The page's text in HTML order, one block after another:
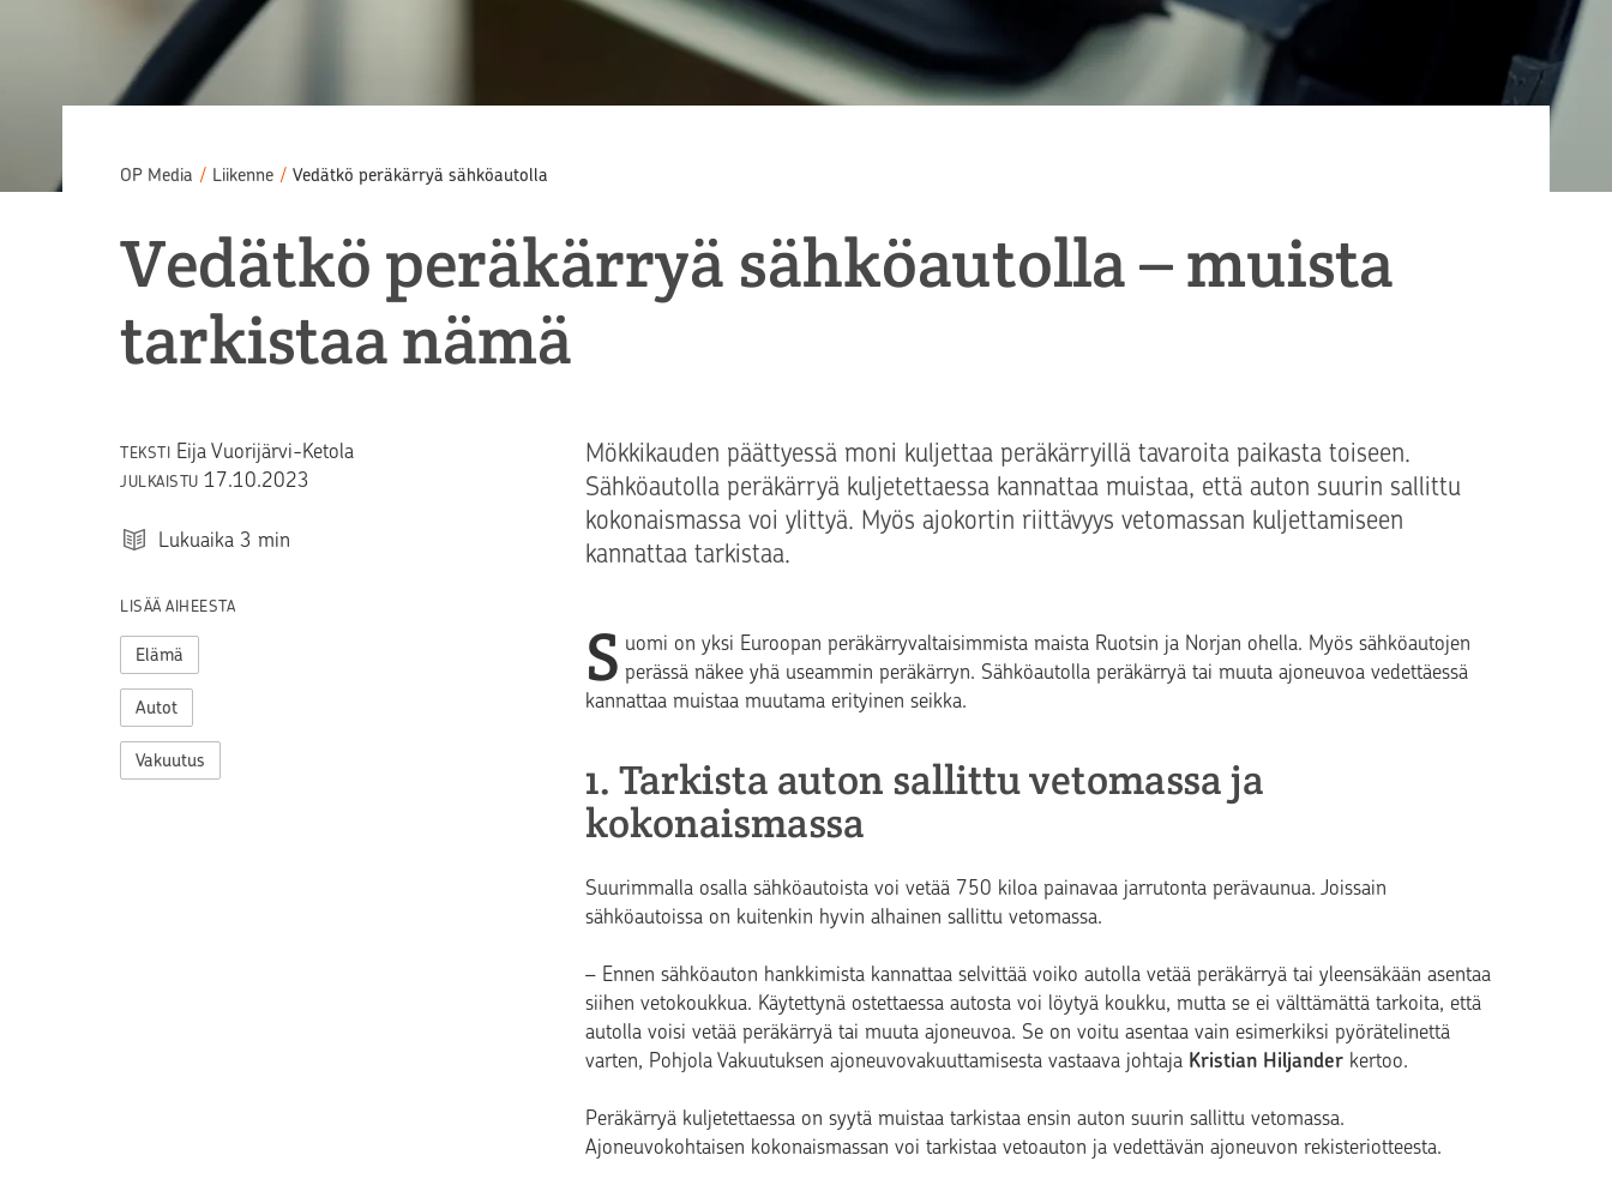
OP Media / Liikenne / Vedätkö peräkärryä sähköautolla
Vedätkö peräkärryä sähköautolla – muista
tarkistaa nämä
TEKSTI Eija Vuorijärvi-Ketola
JULKAISTU 17.10.2023
Lukuaika 3 min
LISÄÄ AIHEESTA
Elämä
Autot
Vakuutus
Mökkikauden päättyessä moni kuljettaa peräkärryillä tavaroita paikasta toiseen.
Sähköautolla peräkärryä kuljetettaessa kannattaa muistaa, että auton suurin sallittu
kokonaismassa voi ylittyä. Myös ajokortin riittävyys vetomassan kuljettamiseen
kannattaa tarkistaa.
S uomi on yksi Euroopan peräkärryvaltaisimmista maista Ruotsin ja Norjan ohella. Myös sähköautojen
perässä näkee yhä useammin peräkärryn. Sähköautolla peräkärryä tai muuta ajoneuvoa vedettäessä
kannattaa muistaa muutama erityinen seikka.
1. Tarkista auton sallittu vetomassa ja
kokonaismassa
Suurimmalla osalla sähköautoista voi vetää 750 kiloa painavaa jarrutonta perävaunua. Joissain
sähköautoissa on kuitenkin hyvin alhainen sallittu vetomassa.
– Ennen sähköauton hankkimista kannattaa selvittää voiko autolla vetää peräkärryä tai yleensäkään asentaa
siihen vetokoukkua. Käytettynä ostettaessa autosta voi löytyä koukku, mutta se ei välttämättä tarkoita, että
autolla voisi vetää peräkärryä tai muuta ajoneuvoa. Se on voitu asentaa vain esimerkiksi pyörätelinettä
varten, Pohjola Vakuutuksen ajoneuvovakuuttamisesta vastaava johtaja Kristian Hiljander kertoo.
Peräkärryä kuljetettaessa on syytä muistaa tarkistaa ensin auton suurin sallittu vetomassa.
Ajoneuvokohtaisen kokonaismassan voi tarkistaa vetoauton ja vedettävän ajoneuvon rekisteriotteesta.